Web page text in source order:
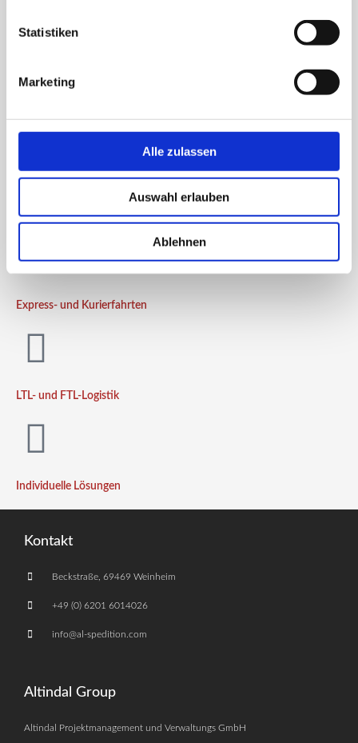
Statistiken
Marketing
Alle zulassen
Auswahl erlauben
Ablehnen
Filialbelieferung
Express- und Kurierfahrten
LTL- und FTL-Logistik
Individuelle Lösungen
Kontakt
Beckstraße, 69469 Weinheim
+49 (0) 6201 6014026
info@al-spedition.com
Altindal Group
Altindal Projektmanagement und Verwaltungs GmbH